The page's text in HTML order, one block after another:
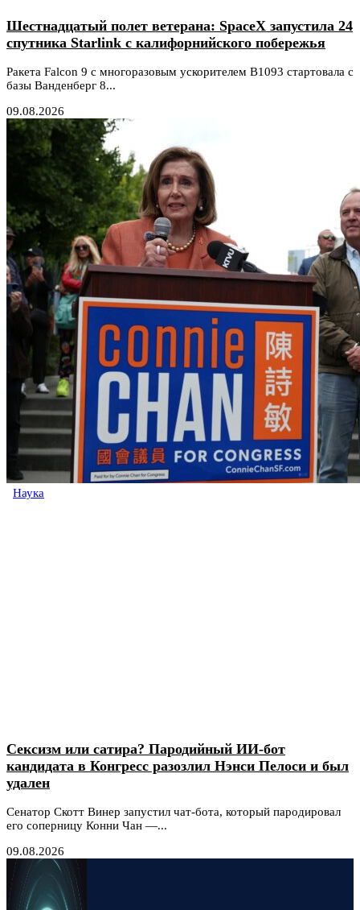
Шестнадцатый полет ветерана: SpaceX запустила 24
спутника Starlink с калифорнийского побережья
Ракета Falcon 9 с многоразовым ускорителем B1093 стартовала с
базы Ванденберг 8...
09.08.2026
Наука
Сексизм или сатира? Пародийный ИИ-бот
кандидата в Конгресс разозлил Нэнси Пелоси и был
удален
Сенатор Скотт Винер запустил чат-бота, который пародировал
его соперницу Конни Чан —...
09.08.2026